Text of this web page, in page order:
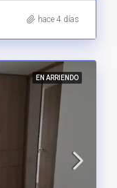
hace 4 días
EN ARRIENDO